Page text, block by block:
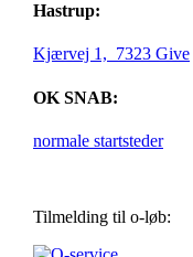
Hastrup:
Kjærvej 1, 7323 Give
OK SNAB:
normale startsteder
Tilmelding til o-løb: